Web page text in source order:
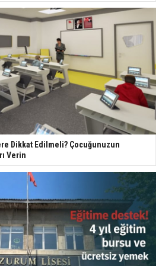
Dikkat Edilmeli? Çocuğunuzun
Verin